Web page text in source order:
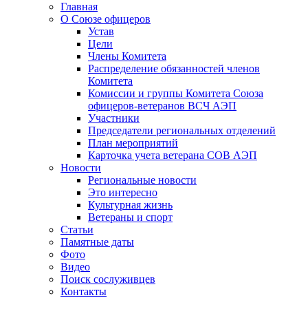
Главная
О Союзе офицеров
Устав
Цели
Члены Комитета
Распределение обязанностей членов
Комитета
Комиссии и группы Комитета Союза
офицеров-ветеранов ВСЧ АЭП
Участники
Председатели региональных отделений
План мероприятий
Карточка учета ветерана CОВ АЭП
Новости
Региональные новости
Это интересно
Культурная жизнь
Ветераны и спорт
Статьи
Памятные даты
Фото
Видео
Поиск сослуживцев
Контакты